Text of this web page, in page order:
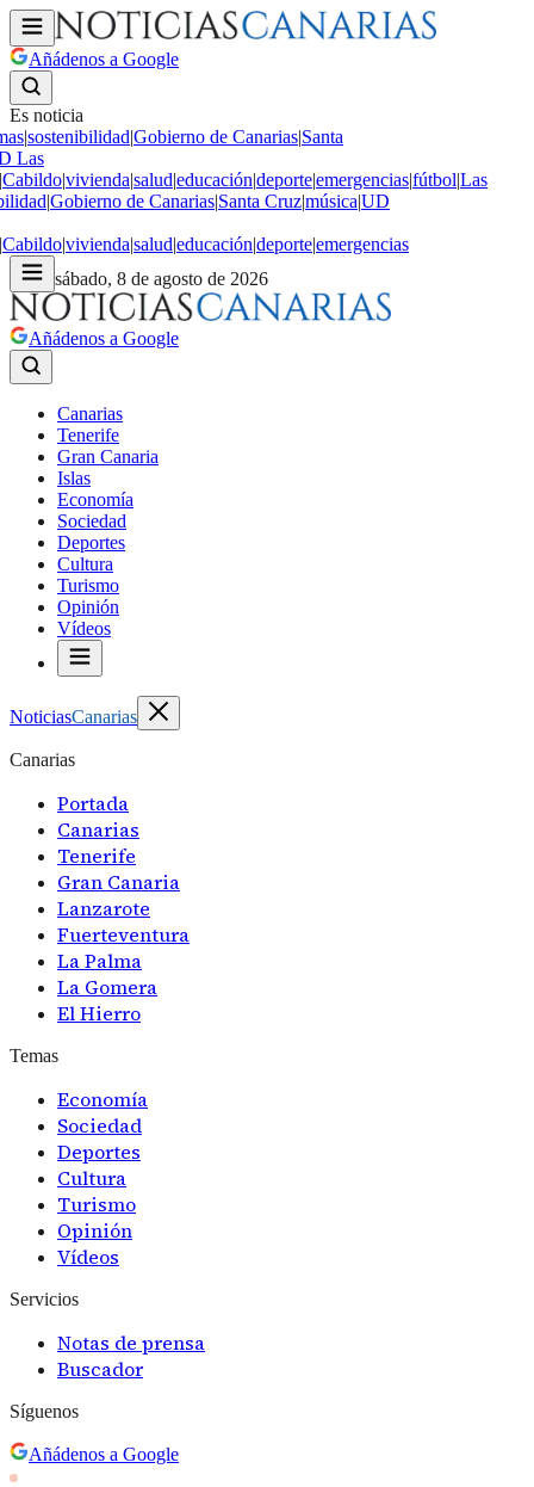
Añádenos a Google
Es noticia
|sostenibilidad|Gobierno de Canarias|Santa
Las
|vivienda|salud|educación|deporte|emergencias|fútbol|Las
|Gobierno de Canarias|Santa Cruz|música|UD
|vivienda|salud|educación|deporte|emergencias
sábado, 8 de agosto de 2026
Añádenos a Google
Canarias
Tenerife
Gran Canaria
Islas
Economía
Sociedad
Deportes
Cultura
Turismo
Opinión
Vídeos
NoticiasCanarias
Canarias
Portada
Canarias
Tenerife
Gran Canaria
Lanzarote
Fuerteventura
La Palma
La Gomera
El Hierro
Temas
Economía
Sociedad
Deportes
Cultura
Turismo
Opinión
Vídeos
Servicios
Notas de prensa
Buscador
Síguenos
Añádenos a Google